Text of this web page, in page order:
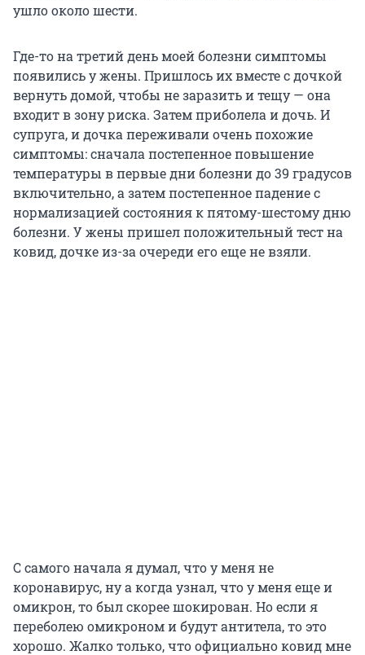
ушло около шести.
Где-то на третий день моей болезни симптомы
появились у жены. Пришлось их вместе с дочкой
вернуть домой, чтобы не заразить и тещу — она
входит в зону риска. Затем приболела и дочь. И
супруга, и дочка переживали очень похожие
симптомы: сначала постепенное повышение
температуры в первые дни болезни до 39 градусов
включительно, а затем постепенное падение с
нормализацией состояния к пятому-шестому дню
болезни. У жены пришел положительный тест на
ковид, дочке из-за очереди его еще не взяли.
С самого начала я думал, что у меня не
коронавирус, ну а когда узнал, что у меня еще и
омикрон, то был скорее шокирован. Но если я
переболею омикроном и будут антитела, то это
хорошо. Жалко только, что официально ковид мне